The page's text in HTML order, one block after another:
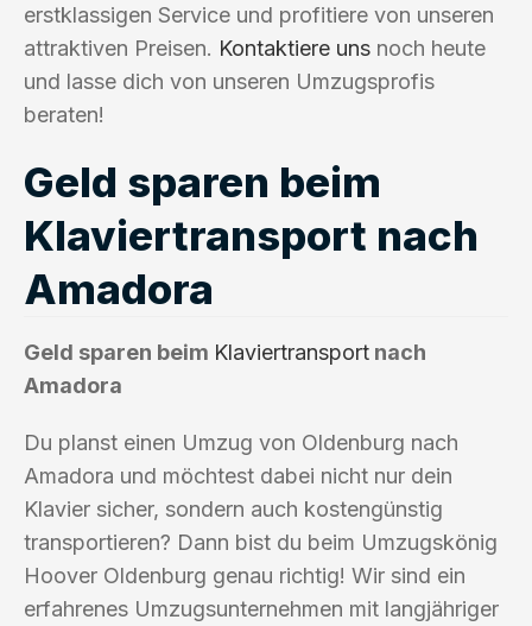
erstklassigen Service und profitiere von unseren
attraktiven Preisen. Kontaktiere uns noch heute
und lasse dich von unseren Umzugsprofis
beraten!
Geld sparen beim
Klaviertransport nach
Amadora
Geld sparen beim Klaviertransport nach
Amadora
Du planst einen Umzug von Oldenburg nach
Amadora und möchtest dabei nicht nur dein
Klavier sicher, sondern auch kostengünstig
transportieren? Dann bist du beim Umzugskönig
Hoover Oldenburg genau richtig! Wir sind ein
erfahrenes Umzugsunternehmen mit langjähriger